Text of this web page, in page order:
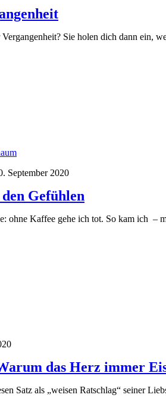
Sie holen dich dann ein,
September 2020
Gefühlen
ohne Kaffee gehe ich tot. So kam ich –
das Herz immer
Satz als „weisen Ratschlag“ seiner